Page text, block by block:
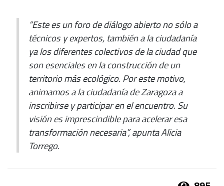
“Este es un foro de diálogo abierto no sólo a
técnicos y expertos, también a la ciudadanía
ya los diferentes colectivos de la ciudad que
son esenciales en la construcción de un
territorio más ecológico. Por este motivo,
animamos a la ciudadanía de Zaragoza a
inscribirse y participar en el encuentro. Su
visión es imprescindible para acelerar esa
transformación necesaria”, apunta Alicia
Torrego.